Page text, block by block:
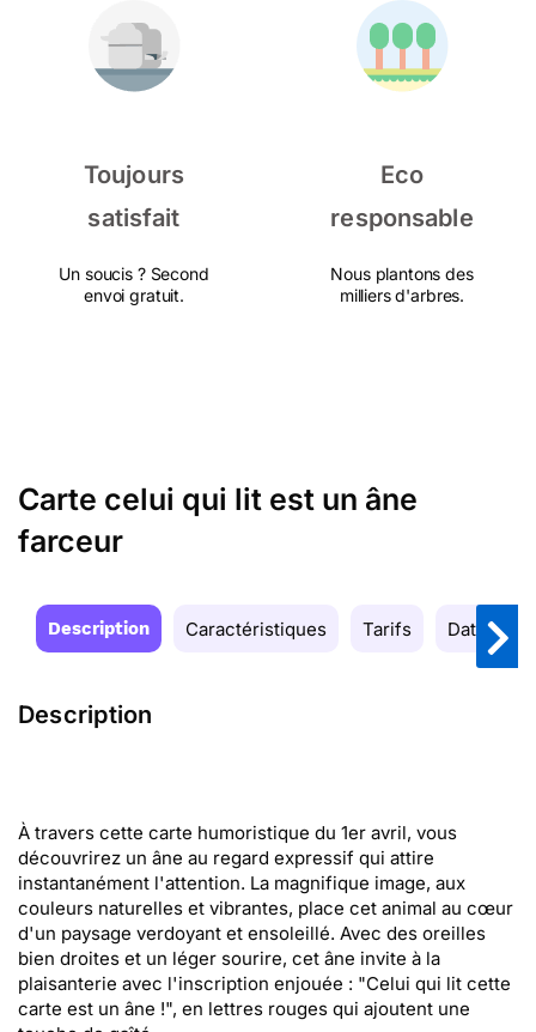
Toujours
satisfait
Un soucis ? Second
envoi gratuit.
Eco
responsable
Nous plantons des
milliers d'arbres.
Carte celui qui lit est un âne
farceur
Description Caractéristiques Tarifs Date de
Description
À travers cette carte humoristique du 1er avril, vous
découvrirez un âne au regard expressif qui attire
instantanément l'attention. La magnifique image, aux
couleurs naturelles et vibrantes, place cet animal au cœur
d'un paysage verdoyant et ensoleillé. Avec des oreilles
bien droites et un léger sourire, cet âne invite à la
plaisanterie avec l'inscription enjouée : "Celui qui lit cette
carte est un âne !", en lettres rouges qui ajoutent une